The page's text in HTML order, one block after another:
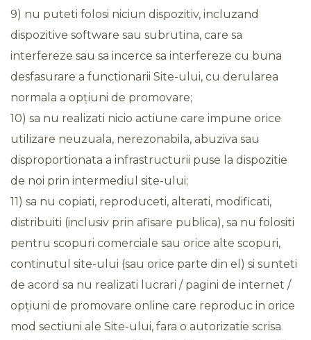
9) nu puteti folosi niciun dispozitiv, incluzand
dispozitive software sau subrutina, care sa
interfereze sau sa incerce sa interfereze cu buna
desfasurare a functionarii Site-ului, cu derularea
normala a opțiuni de promovare;
10) sa nu realizati nicio actiune care impune orice
utilizare neuzuala, nerezonabila, abuziva sau
disproportionata a infrastructurii puse la dispozitie
de noi prin intermediul site-ului;
11) sa nu copiati, reproduceti, alterati, modificati,
distribuiti (inclusiv prin afisare publica), sa nu folositi
pentru scopuri comerciale sau orice alte scopuri,
continutul site-ului (sau orice parte din el) si sunteti
de acord sa nu realizati lucrari / pagini de internet /
opțiuni de promovare online care reproduc in orice
mod sectiuni ale Site-ului, fara o autorizatie scrisa